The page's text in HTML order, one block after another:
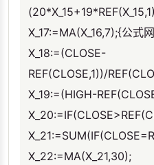
X_17:=MA(X_16,7);{公式
X_18:=(CLOSE-
REF(CLOSE,1))/
X_19:=(HIGH-
X_22:=MA(X_21,30);